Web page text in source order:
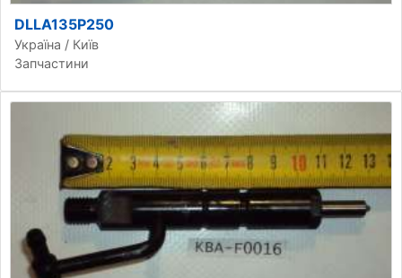
DLLA135P250
Україна / Київ
Запчастини